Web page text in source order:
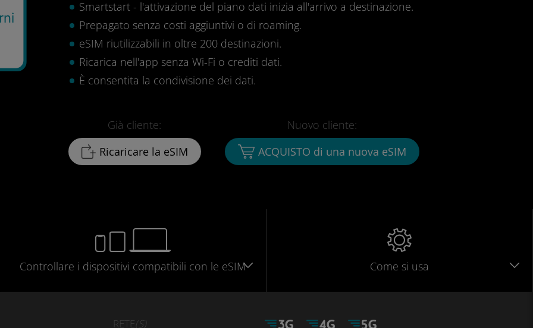
Smartstart - l'attivazione del piano dati inizia all'arrivo a destinazione.
Prepagato senza costi aggiuntivi o di roaming.
eSIM riutilizzabili in oltre 200 destinazioni.
Ricarica nell'app senza Wi-Fi o crediti dati.
È consentita la condivisione dei dati.
Già cliente:
Ricaricare la eSIM
Nuovo cliente:
ACQUISTO di una nuova eSIM
Controllare i dispositivi compatibili con le eSIM Come si usa
RETE(S)